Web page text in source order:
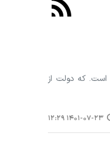
است. که دولت از
۱۴۰۱-۰۷-۲۳ ۱۲:۲۹